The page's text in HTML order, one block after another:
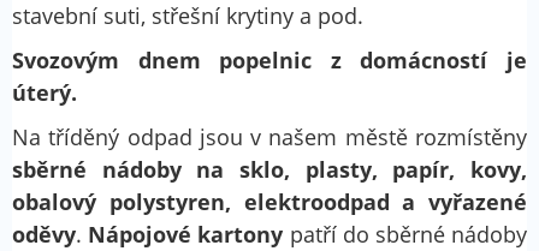
stavební suti, střešní krytiny a pod.
Svozovým dnem popelnic z domácností je
úterý.
Na tříděný odpad jsou v našem městě rozmístěny
sběrné nádoby na sklo, plasty, papír, kovy,
obalový polystyren, elektroodpad a vyřazené
oděvy. Nápojové kartony patří do sběrné nádoby